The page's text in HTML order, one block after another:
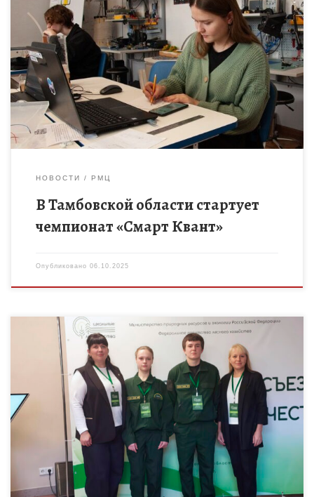
Чемпионат проводится с 6 по 31 октября 2025 года и
направлен на повышение мотивации обучающихся к научно-
техническому творчеству, выявление и поддержку
талантливой молодежи, продвижение практико-
ориентированных […]
НОВОСТИ РМЦ
В Тамбовской области стартует
чемпионат «Смарт Квант»
Опубликовано 06.10.2025
VIII Всероссийский съезд школьных лесничеств проходил на
базе детского оздоровительного центра «Левково»
Московской области в период с 29 сентября по 3 октября
2025 года. В […]